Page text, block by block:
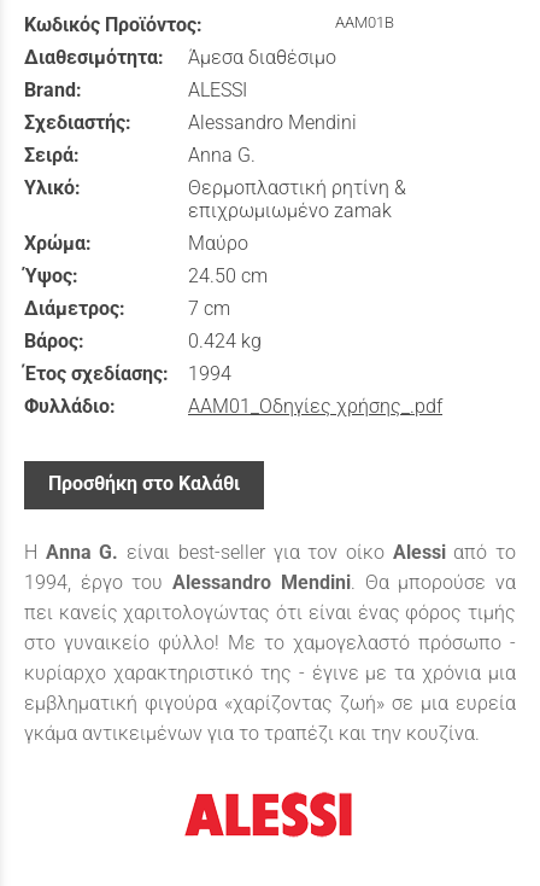
Κωδικός Προϊόντος: AAM01B
Διαθεσιμότητα:
Άμεσα διαθέσιμο
Brand:
ALESSI
Σχεδιαστής:
Alessandro Mendini
Σειρά:
Anna G.
Υλικό:
Θερμοπλαστική ρητίνη &
επιχρωμιωμένο zamak
Χρώμα:
Μαύρο
Ύψος:
24.50 cm
Διάμετρος:
7 cm
Βάρος:
0.424 kg
Έτος σχεδίασης:
1994
Φυλλάδιο:
AAM01_Οδηγίες χρήσης_.pdf
Προσθήκη στο Καλάθι
Η Anna G. είναι best-seller για τον οίκο Alessi από το
1994, έργο του Alessandro Mendini. Θα μπορούσε να
πει κανείς χαριτολογώντας ότι είναι ένας φόρος τιμής
στο γυναικείο φύλλο! Με το χαμογελαστό πρόσωπο -
κυρίαρχο χαρακτηριστικό της - έγινε με τα χρόνια μια
εμβληματική φιγούρα «χαρίζοντας ζωή» σε μια ευρεία
γκάμα αντικειμένων για το τραπέζι και την κουζίνα.